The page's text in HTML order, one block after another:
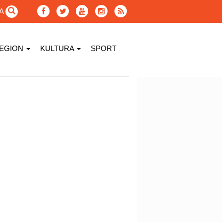
KULTURA SPORT